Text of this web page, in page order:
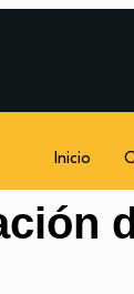
Inicio